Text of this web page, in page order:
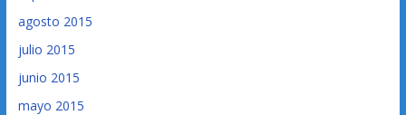
agosto 2015
julio 2015
junio 2015
mayo 2015